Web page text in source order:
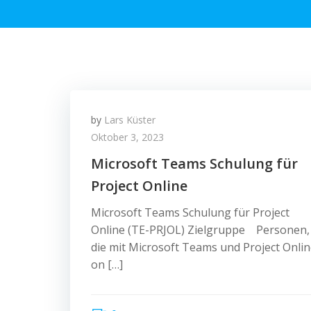
by Lars Küster
Oktober 3, 2023
Microsoft Teams Schulung für
Project Online
Microsoft Teams Schulung für Project
Online (TE-PRJOL) Zielgruppe Personen,
die mit Microsoft Teams und Project
on […]